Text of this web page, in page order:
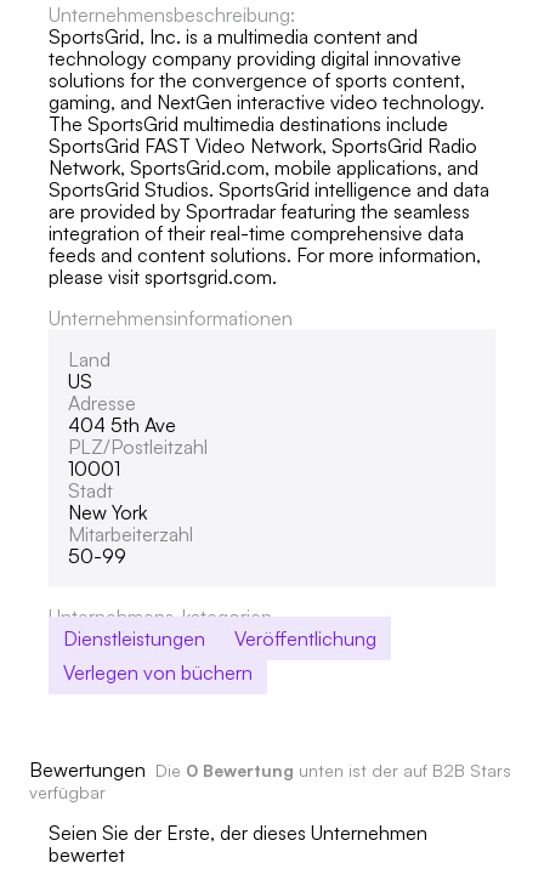
Unternehmensbeschreibung:
SportsGrid, Inc. is a multimedia content and
technology company providing digital innovative
solutions for the convergence of sports content,
gaming, and NextGen interactive video technology.
The SportsGrid multimedia destinations include
SportsGrid FAST Video Network, SportsGrid Radio
Network, SportsGrid.com, mobile applications, and
SportsGrid Studios. SportsGrid intelligence and data
are provided by Sportradar featuring the seamless
integration of their real-time comprehensive data
feeds and content solutions. For more information,
please visit sportsgrid.com.
Unternehmensinformationen
Land
US
Adresse
404 5th Ave
PLZ/Postleitzahl
10001
Stadt
New York
Mitarbeiterzahl
50-99
Unternehmens-kategorien
Dienstleistungen
Veröffentlichung
Verlegen von büchern
Bewertungen Die 0 Bewertung unten ist der auf B2B Stars
verfügbar
Seien Sie der Erste, der dieses Unternehmen
bewertet